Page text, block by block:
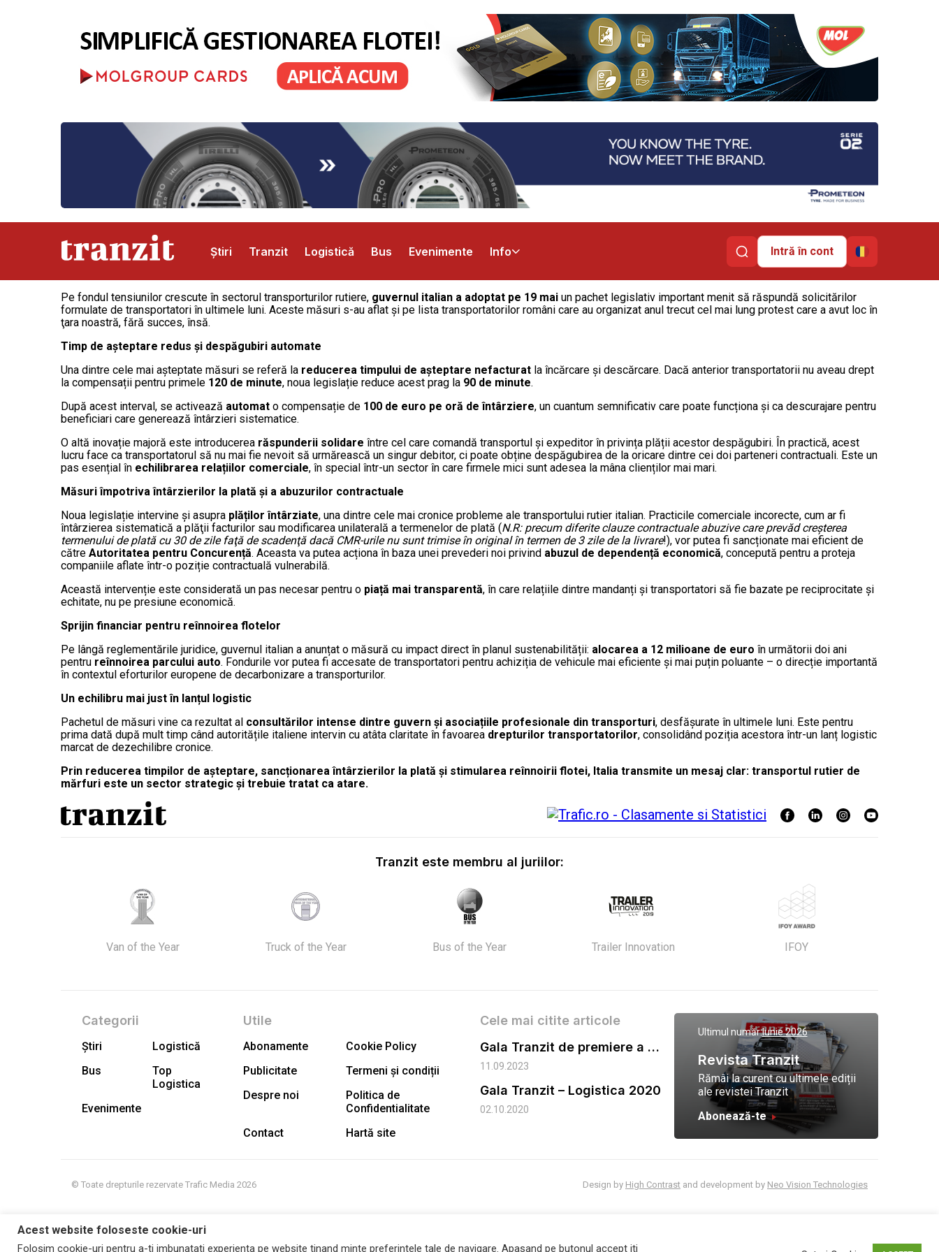
Știri Tranzit Logistică Bus Evenimente Info
Abonamente Publicitate Contact
Intră în cont
Pe fondul tensiunilor crescute în sectorul transporturilor rutiere, guvernul italian a adoptat pe 19 mai un pachet legislativ important menit să răspundă solicitărilor
formulate de transportatori în ultimele luni. Aceste măsuri s-au aflat şi pe lista transportatorilor români care au organizat anul trecut cel mai lung protest care a avut loc în
ţara noastră, fără succes, însă.
Timp de așteptare redus și despăgubiri automate
Una dintre cele mai așteptate măsuri se referă la reducerea timpului de așteptare nefacturat la încărcare și descărcare. Dacă anterior transportatorii nu aveau drept
la compensații pentru primele 120 de minute, noua legislație reduce acest prag la 90 de minute.
După acest interval, se activează automat o compensație de 100 de euro pe oră de întârziere, un cuantum semnificativ care poate funcționa și ca descurajare pentru
beneficiari care generează întârzieri sistematice.
O altă inovație majoră este introducerea răspunderii solidare între cel care comandă transportul și expeditor în privința plății acestor despăgubiri. În practică, acest
lucru face ca transportatorul să nu mai fie nevoit să urmărească un singur debitor, ci poate obține despăgubirea de la oricare dintre cei doi parteneri contractuali. Este un
pas esențial în echilibrarea relațiilor comerciale, în special într-un sector în care firmele mici sunt adesea la mâna clienților mai mari.
Măsuri împotriva întârzierilor la plată și a abuzurilor contractuale
Noua legislație intervine și asupra plăților întârziate, una dintre cele mai cronice probleme ale transportului rutier italian. Practicile comerciale incorecte, cum ar fi
întârzierea sistematică a plăţii facturilor sau modificarea unilaterală a termenelor de plată (N.R: precum diferite clauze contractuale abuzive care prevăd creşterea
termenului de plată cu 30 de zile faţă de scadenţă dacă CMR-urile nu sunt trimise în original în termen de 3 zile de la livrare!), vor putea fi sancționate mai eficient de
către Autoritatea pentru Concurență. Aceasta va putea acționa în baza unei prevederi noi privind abuzul de dependență economică, concepută pentru a proteja
companiile aflate într-o poziție contractuală vulnerabilă.
Această intervenție este considerată un pas necesar pentru o piață mai transparentă, în care relațiile dintre mandanți și transportatori să fie bazate pe reciprocitate și
echitate, nu pe presiune economică.
Sprijin financiar pentru reînnoirea flotelor
Pe lângă reglementările juridice, guvernul italian a anunțat o măsură cu impact direct în planul sustenabilității: alocarea a 12 milioane de euro în următorii doi ani
pentru reînnoirea parcului auto. Fondurile vor putea fi accesate de transportatori pentru achiziția de vehicule mai eficiente și mai puțin poluante – o direcție importantă
în contextul eforturilor europene de decarbonizare a transporturilor.
Un echilibru mai just în lanțul logistic
Pachetul de măsuri vine ca rezultat al consultărilor intense dintre guvern și asociațiile profesionale din transporturi, desfășurate în ultimele luni. Este pentru
prima dată după mult timp când autoritățile italiene intervin cu atâta claritate în favoarea drepturilor transportatorilor, consolidând poziția acestora într-un lanț logistic
marcat de dezechilibre cronice.
Prin reducerea timpilor de așteptare, sancționarea întârzierilor la plată și stimularea reînnoirii flotei, Italia transmite un mesaj clar: transportul rutier de
mărfuri este un sector strategic și trebuie tratat ca atare.
Tranzit este membru al juriilor:
Van of the Year Truck of the Year Bus of the Year Trailer Innovation IFOY
Categorii
Știri
Logistică
Bus
Top
Logistica
Evenimente
Utile
Abonamente
Cookie Policy
Publicitate
Termeni și condiții
Despre noi
Politica de
Confidentialitate
Contact
Hartă site
Cele mai citite articole
Gala Tranzit de premiere a celor mai eficienti operatori de transport marfa 2023
11.09.2023
Gala Tranzit – Logistica 2020
02.10.2020
Ultimul număr:Iunie 2026
Revista Tranzit
Rămâi la curent cu ultimele ediții
ale revistei Tranzit
Abonează-te
© Toate drepturile rezervate Trafic Media 2026 Design by High Contrast and development by Neo Vision Technologies
Acest website foloseste cookie-uri
Folosim cookie-uri pentru a-ti imbunatati experienta pe website tinand minte preferintele tale de navigare. Apasand pe butonul accept iti